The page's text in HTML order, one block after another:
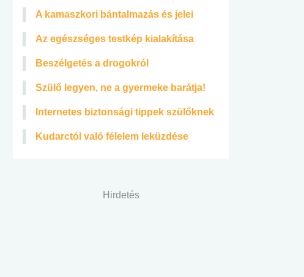
A kamaszkori bántalmazás és jelei
Az egészséges testkép kialakítása
Beszélgetés a drogokról
Szülő legyen, ne a gyermeke barátja!
Internetes biztonsági tippek szülőknek
Kudarctól való félelem leküzdése
Hirdetés